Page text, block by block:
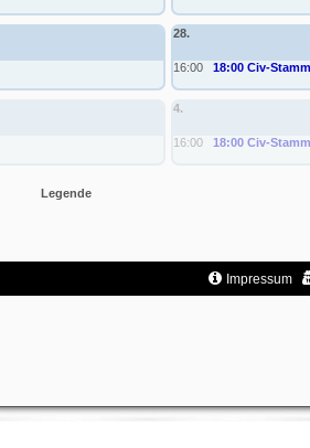
28.
16:00 18:00 Civ-
4.
16:00 18:00 Civ-
Legende
Impressum